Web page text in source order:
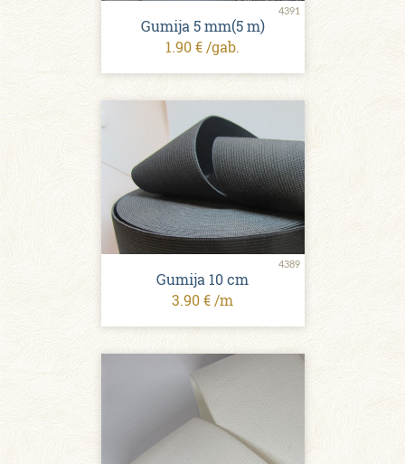
4391
Gumija 5 mm(5 m)
1.90 € /gab.
4389
Gumija 10 сm
3.90 € /m